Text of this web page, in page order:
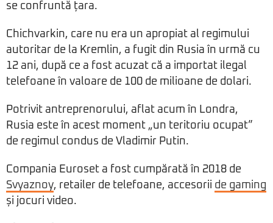
se confruntă țara.
Chichvarkin, care nu era un apropiat al regimului
autoritar de la Kremlin, a fugit din Rusia în urmă cu
12 ani, după ce a fost acuzat că a importat ilegal
telefoane în valoare de 100 de milioane de dolari.
Potrivit antreprenorului, aflat acum în Londra,
Rusia este în acest moment „un teritoriu ocupat”
de regimul condus de Vladimir Putin.
Compania Euroset a fost cumpărată în 2018 de
Svyaznoy, retailer de telefoane, accesorii de gaming
și jocuri video.